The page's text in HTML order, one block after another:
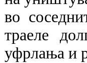
во
траеле
уфрлања и